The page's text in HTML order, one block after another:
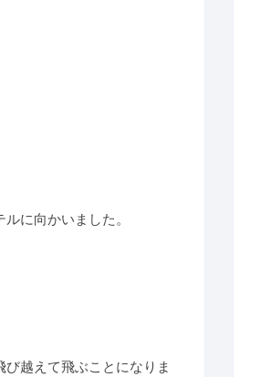
に向かいました。
越えて飛ぶことになりま